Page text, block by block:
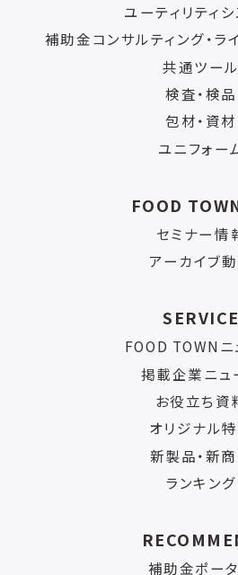
ユーティリティシ
補助金コンサルティング・ラ
共通ツール
検査・検品
包材・資材
ユニフォー
FOOD
セミナー情
アーカイブ
SERVICE
FOOD TOWNニ
掲載企業ニュ
お役立ち資
オリジナル
新製品・新
ランキング
補助金ポー